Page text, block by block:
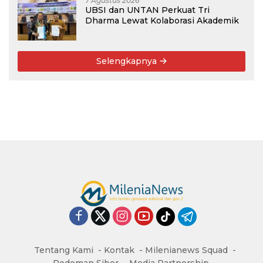
UBSI dan UNTAN Perkuat Tri
Dharma Lewat Kolaborasi Akademik
Selengkapnya
Tentang Kami Kontak
Milenianews Squad